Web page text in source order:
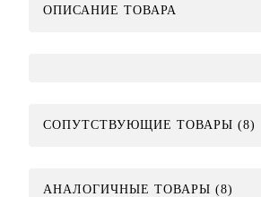
ОПИСАНИЕ ТОВАРА
СОПУТСТВУЮЩИЕ ТОВАРЫ (8)
АНАЛОГИЧНЫЕ ТОВАРЫ (8)